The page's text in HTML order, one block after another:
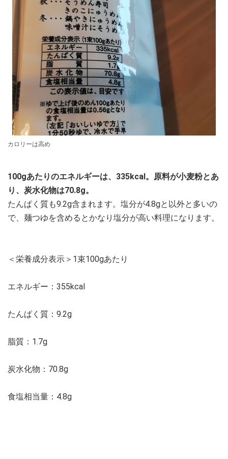
カロリーは高め
100gあたりのエネルギーは、335kcal。原料が小麦粉とあ
り、炭水化物は70.8g。
たんぱく質も9.2g含まれます。塩分が4.8gと以外と多いの
で、麺つゆを含めるとかなり塩分が高い料理になります。
＜栄養成分表示＞1束100gあたり
エネルギー：355kcal
たんぱく質：9.2g
脂質：1.7g
炭水化物：70.8g
食塩相当量：4.8g